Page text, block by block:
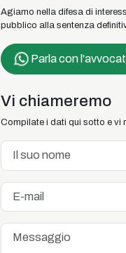
Agiamo nella difesa di
pubblico alla sentenza
Parla con
Vi chiameremo
Compilate i dati qui sotto e vi